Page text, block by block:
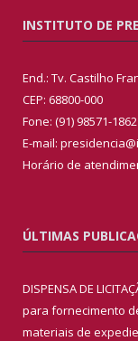
INSTITUTO DE
End.: Tv. Castilho
CEP: 68800-000
Fone: (91) 98571-1862
E-mail:
Horário de
ÚLTIMAS
DISPENSA DE
para fornecimento
materiais de